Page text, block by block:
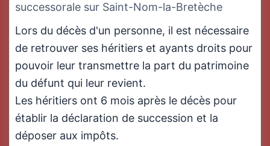
successorale sur Saint-Nom-la-Bretèche
Lors du décès d'un personne, il est nécessaire
de retrouver ses héritiers et ayants droits pour
pouvoir leur transmettre la part du patrimoine
du défunt qui leur revient.
Les héritiers ont 6 mois après le décès pour
établir la déclaration de succession et la
déposer aux impôts.